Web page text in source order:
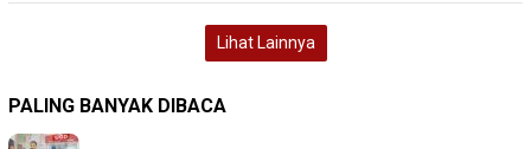
Lihat Lainnya
PALING BANYAK DIBACA